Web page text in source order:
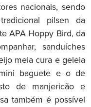
nacionais, sendo
pilsen da
APA Hoppy Bird, da
sanduíches
meia cura e geleia
baguete e o de
de manjericão e
também é possível